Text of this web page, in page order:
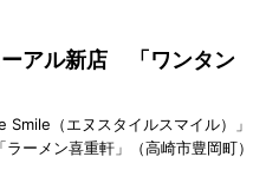
アル新店 「ワンタン
（エヌスタイルスマイル）」
ーメン喜重軒」（高崎市豊岡町）